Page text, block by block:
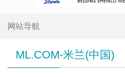
网站导航
ML.COM-米兰(中国)